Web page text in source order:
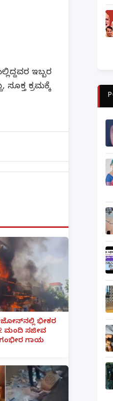
ಇಬ್ಬರ
ಕ್ರಮಕ್ಕೆ
ಭೀಕರ
ಮಂದಿ ಸಜೀವ
ಗಾಯ